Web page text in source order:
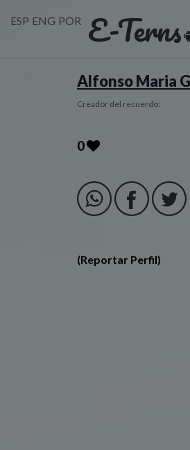
ESP ENG POR E-Terns
Alfonso Maria
Creador del recuerdo:
0
(Reportar Perfil)